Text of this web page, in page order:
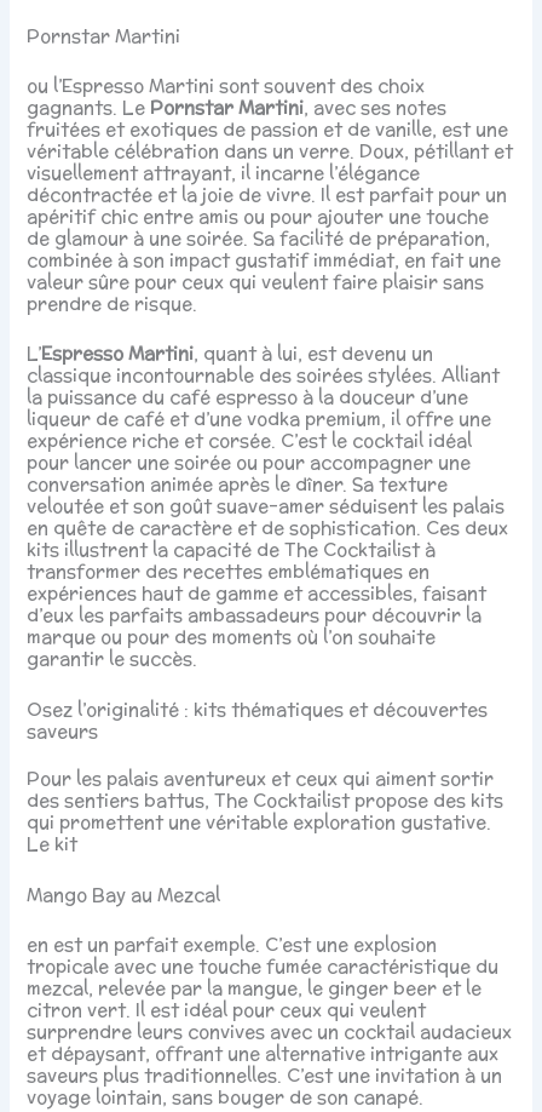
Pornstar Martini
ou l’Espresso Martini sont souvent des choix
gagnants. Le Pornstar Martini, avec ses notes
fruitées et exotiques de passion et de vanille, est une
véritable célébration dans un verre. Doux, pétillant et
visuellement attrayant, il incarne l’élégance
décontractée et la joie de vivre. Il est parfait pour un
apéritif chic entre amis ou pour ajouter une touche
de glamour à une soirée. Sa facilité de préparation,
combinée à son impact gustatif immédiat, en fait une
valeur sûre pour ceux qui veulent faire plaisir sans
prendre de risque.
L’Espresso Martini, quant à lui, est devenu un
classique incontournable des soirées stylées. Alliant
la puissance du café espresso à la douceur d’une
liqueur de café et d’une vodka premium, il offre une
expérience riche et corsée. C’est le cocktail idéal
pour lancer une soirée ou pour accompagner une
conversation animée après le dîner. Sa texture
veloutée et son goût suave-amer séduisent les palais
en quête de caractère et de sophistication. Ces deux
kits illustrent la capacité de The Cocktailist à
transformer des recettes emblématiques en
expériences haut de gamme et accessibles, faisant
d’eux les parfaits ambassadeurs pour découvrir la
marque ou pour des moments où l’on souhaite
garantir le succès.
Osez l’originalité : kits thématiques et découvertes
saveurs
Pour les palais aventureux et ceux qui aiment sortir
des sentiers battus, The Cocktailist propose des kits
qui promettent une véritable exploration gustative.
Le kit
Mango Bay au Mezcal
en est un parfait exemple. C’est une explosion
tropicale avec une touche fumée caractéristique du
mezcal, relevée par la mangue, le ginger beer et le
citron vert. Il est idéal pour ceux qui veulent
surprendre leurs convives avec un cocktail audacieux
et dépaysant, offrant une alternative intrigante aux
saveurs plus traditionnelles. C’est une invitation à un
voyage lointain, sans bouger de son canapé.